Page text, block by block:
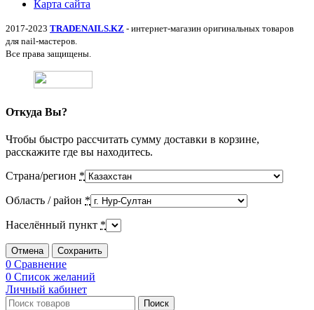
Карта сайта
2017-2023 TRADENAILS.KZ - интернет-магазин оригинальных товаров
для nail-мастеров.
Все права защищены.
Откуда Вы?
Чтобы быстро рассчитать сумму доставки в корзине,
расскажите где вы находитесь.
Страна/регион *
Область / район *
Населённый пункт *
Отмена Сохранить
0 Сравнение
0 Список желаний
Личный кабинет
Поиск